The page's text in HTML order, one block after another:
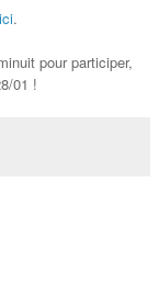
ici.
pour participer,
01 !